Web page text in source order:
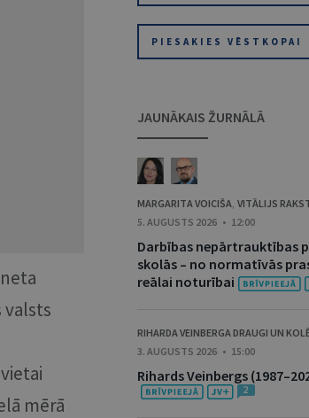
mērā
PIESAKIES VĒSTKOPAI
JAUNĀKAIS ŽURNĀLĀ
MARGARITA VOICIŠA, VITĀLIJS
5. AUGUSTS 2026 • 12:00
Darbības nepārtrauktības
skolās – no normatīvās
reālai noturībai
RIHARDA VEINBERGA DRAUGI UN
3. AUGUSTS 2026 • 15:00
Rihards Veinbergs
2